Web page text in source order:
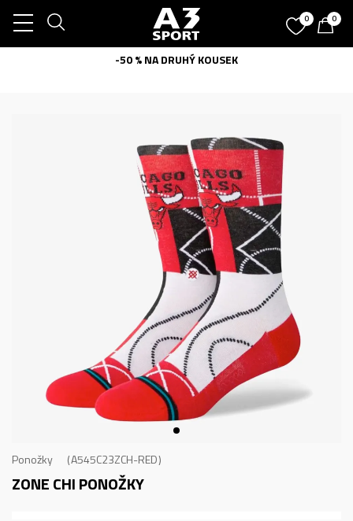
0 0
-50 % NA DRUHÝ KOUSEK
Ponožky A545C23ZCH-RED
ZONE CHIPONOŽKY